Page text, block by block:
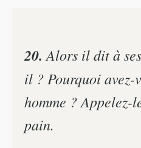
20. Alors il dit à
il ? Pourquoi avez-
homme ? Appelez-
pain.